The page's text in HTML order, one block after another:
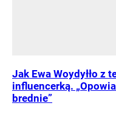
Jak Ewa Woydyłło z
influencerką.
brednie”